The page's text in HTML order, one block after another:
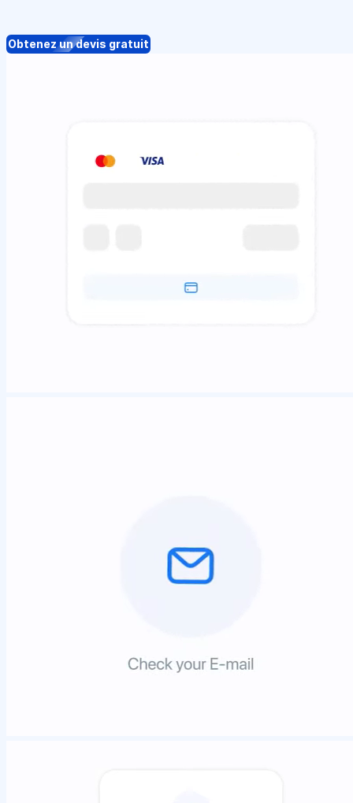
Obtenez un devis gratuit